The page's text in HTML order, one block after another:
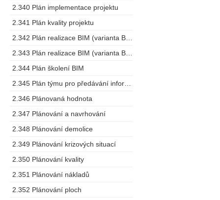
2.340 Plán implementace projektu
2.341 Plán kvality projektu
2.344 Plán školení BIM
2.346 Plánovaná hodnota
2.347 Plánování a navrhování
2.348 Plánování demolice
2.349 Plánování krizových situací
2.350 Plánování kvality
2.351 Plánování nákladů
2.352 Plánování ploch